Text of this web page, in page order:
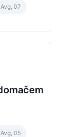
Avg, 07
Avg, 05